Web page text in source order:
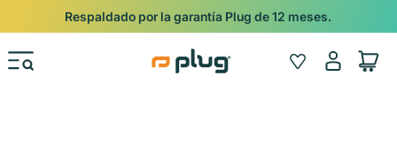
Ir al contenido
Respaldado por la garantía Plug de 12 meses.
Wishlist
Iniciar
sesión
Carrito